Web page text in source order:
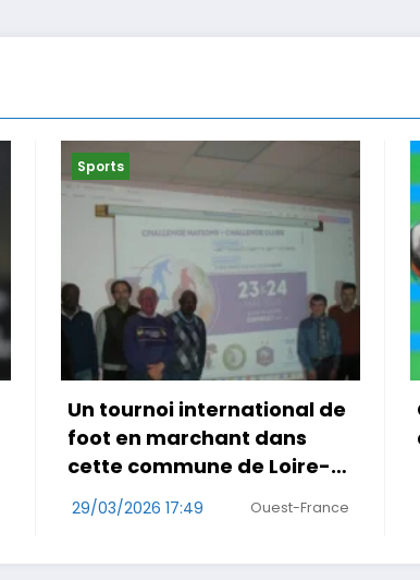
Sports
Coup double pour Antonelli
au Japon
29/03/2026 14:47 RDS